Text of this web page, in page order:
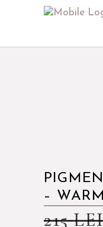
–
215